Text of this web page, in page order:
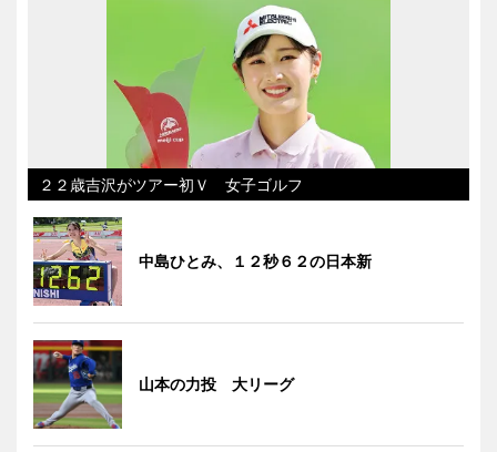
２２歳吉沢がツアー初Ｖ 女子ゴルフ
中島ひとみ、１２秒６２の日本新
山本の力投 大リーグ